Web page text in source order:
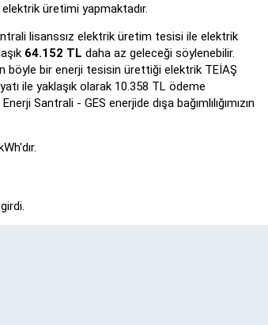
elektrik üretimi yapmaktadır.
lisanssız elektrik üretim tesisi ile elektrik
64.152 TL daha az geleceği söylenebilir.
böyle bir enerji tesisin ürettiği elektrik TEİAŞ
ile yaklaşık olarak 10.358 TL ödeme
Santrali - GES enerjide dışa bağımlılığımızın